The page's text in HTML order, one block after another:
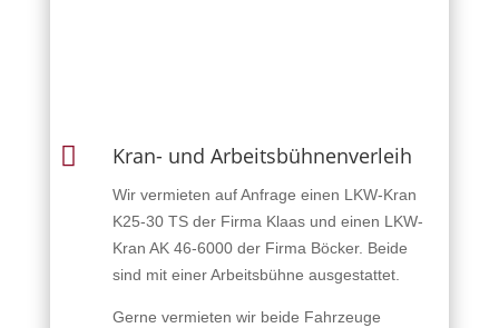
 Kran- und Arbeitsbühnenverleih
Wir vermieten auf Anfrage einen LKW-Kran
K25-30 TS der Firma Klaas und einen LKW-
Kran AK 46-6000 der Firma Böcker. Beide
sind mit einer Arbeitsbühne ausgestattet.
Gerne vermieten wir beide Fahrzeuge